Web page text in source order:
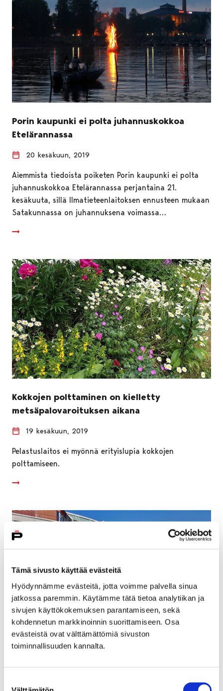
Tämä sivusto käyttää evästeitä
Hyödynnämme evästeitä, jotta voimme palvella sinua
jatkossa paremmin. Käytämme tätä tietoa analytiikan ja
sivujen käyttökokemuksen parantamiseen, sekä
kohdennetun markkinoinnin suorittamiseen. Osa
evästeistä ovat välttämättömiä sivuston
toiminnallisuuden kannalta.
Porin kaupunki ei polta juhannuskokkoa
Etelärannassa
20 kesäkuun, 2019
Aiemmista tiedoista poiketen Porin kaupunki ei polta
juhannuskokkoa Etelärannassa perjantaina 21.
kesäkuuta, sillä Ilmatieteenlaitoksen ennusteen mukaan
Satakunnassa on juhannuksena voimassa…
Kokkojen polttaminen on kielletty
metsäpalovaroituksen aikana
19 kesäkuun, 2019
Pelastuslaitos ei myönnä erityislupia kokkojen
polttamiseen.
Vanhuspalveluyksiköiden toiminnasta